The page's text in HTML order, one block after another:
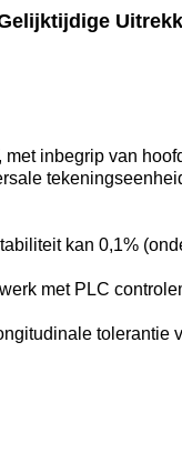
inbegrip van
kan 0,1%
met PLC
tolerantie